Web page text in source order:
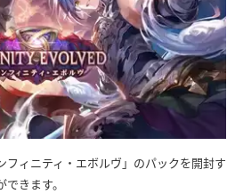
フィニティ・エボルヴ」のパックを開封す
きます。